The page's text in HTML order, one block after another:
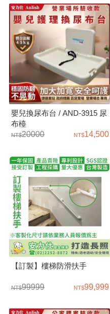
嬰兒換尿布台 / AND-3915 尿
布檯
20000
14,500
【訂製】樓梯防滑扶手
99999 99,999